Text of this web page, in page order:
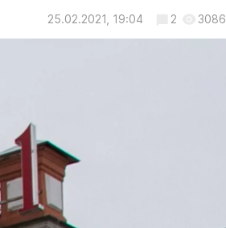
25.02.2021, 19:04 2 3086